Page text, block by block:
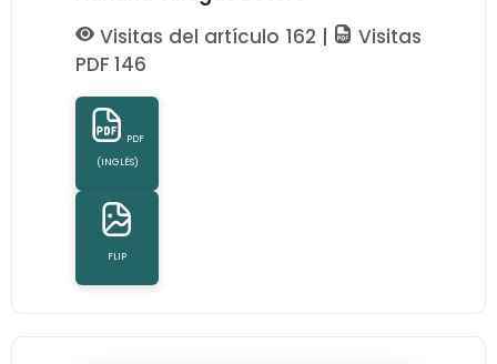
Visitas del artículo 162 |
Visitas
PDF 146
PDF
(INGLÉS)
FLIP